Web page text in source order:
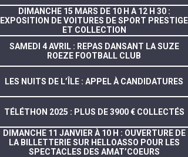
DIMANCHE 15 MARS DE 10 H A 12 H 30 :
EXPOSITION DE VOITURES DE SPORT PRESTIGE
ET COLLECTION
SAMEDI 4 AVRIL : REPAS DANSANT LA SUZE
ROEZE FOOTBALL CLUB
LES NUITS DE L’ÎLE : APPEL À CANDIDATURES
TÉLÉTHON 2025 : PLUS DE 3900 € COLLECTÉS
DIMANCHE 11 JANVIER À 10 H : OUVERTURE DE
LA BILLETTERIE SUR HELLOASSO POUR LES
SPECTACLES DES AMAT’COEURS